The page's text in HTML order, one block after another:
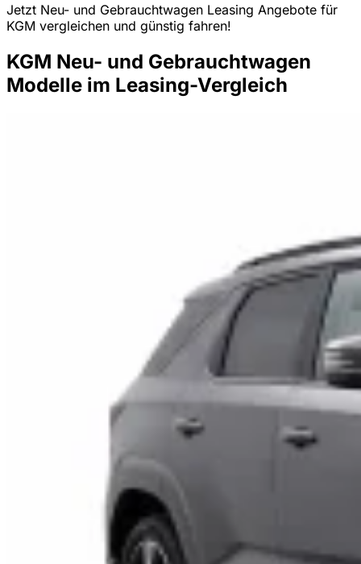
Jetzt Neu- und Gebrauchtwagen Leasing Angebote für
KGM vergleichen und günstig fahren!
KGM Neu- und Gebrauchtwagen
Modelle im Leasing-Vergleich